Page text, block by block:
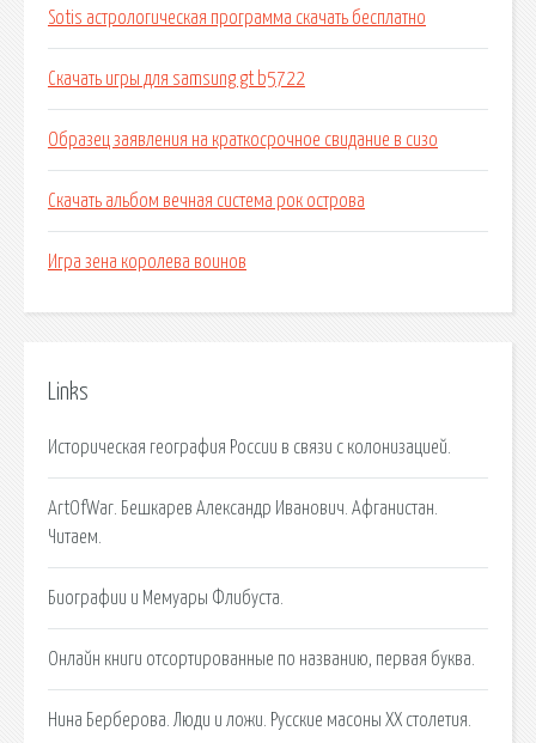
Sotis астрологическая программа скачать бесплатно
Скачать игры для samsung gt b5722
Образец заявления на краткосрочное свидание в сизо
Скачать альбом вечная система рок острова
Игра зена королева воинов
Links
Историческая география России в связи с колонизацией.
ArtOfWar. Бешкарев Александр Иванович. Афганистан.
Читаем.
Биографии и Мемуары Флибуста.
Онлайн книги отсортированные по названию, первая буква.
Нина Берберова. Люди и ложи. Русские масоны XX столетия.